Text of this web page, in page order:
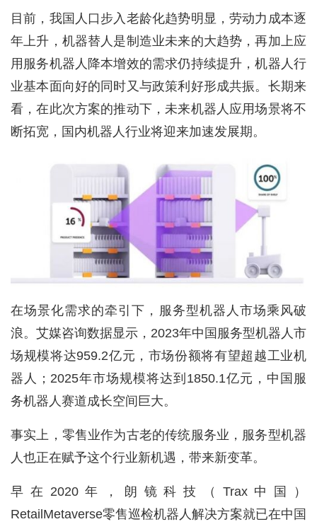
目前，我国人口步入老龄化趋势明显，劳动力成本逐
年上升，机器替人是制造业未来的大趋势，再加上应
用服务机器人降本增效的需求仍持续提升，机器人行
业基本面向好的同时又与政策利好形成共振。长期来
看，在此次方案的推动下，未来机器人应用场景将不
断拓宽，国内机器人行业将迎来加速发展期。
在场景化需求的牵引下，服务型机器人市场乘风破
浪。艾媒咨询数据显示，2023年中国服务型机器人市
场规模将达959.2亿元，市场份额将有望超越工业机
器人；2025年市场规模将达到1850.1亿元，中国服
务机器人赛道成长空间巨大。
事实上，零售业作为古老的传统服务业，服务型机器
人也正在赋予这个行业新机遇，带来新变革。
早在2020年，朗镜科技（Trax中国）
RetailMetaverse零售巡检机器人解决方案就已在中国